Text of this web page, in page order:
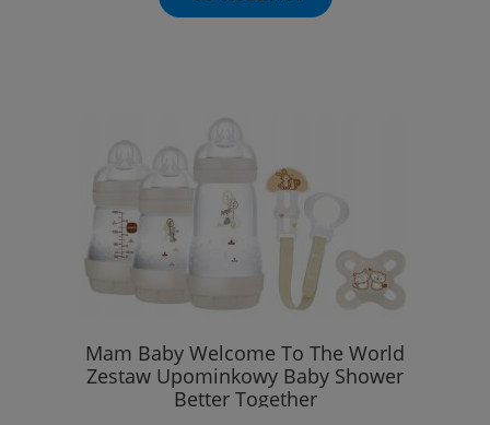
Mam Baby Welcome To The World
Zestaw Upominkowy Baby Shower
Better Together